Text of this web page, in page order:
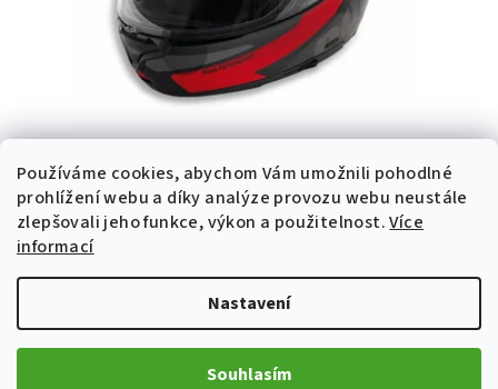
Používáme cookies, abychom Vám umožnili pohodlné
prohlížení webu a díky analýze provozu webu neustále
zlepšovali jeho funkce, výkon a použitelnost.Více
informací
Nastavení
Souhlasím
Přilba Ducati Horizon V3
od20 346 Kč
XS
S M L XL XXL
XXXL
Detail